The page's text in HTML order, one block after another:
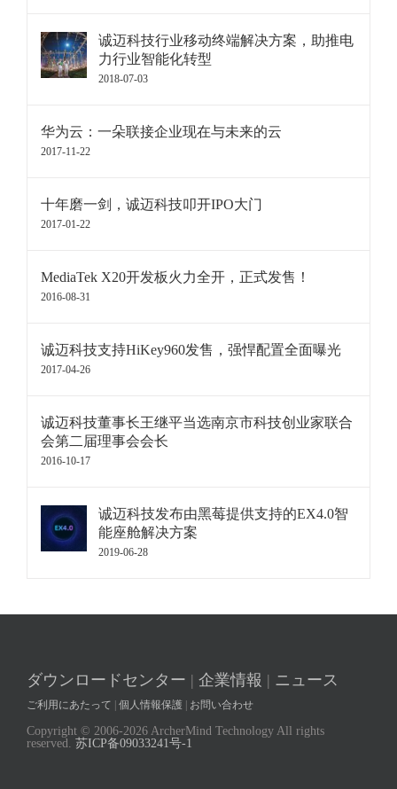
诚迈科技行业移动终端解决方案，助推电
力行业智能化转型
2018-07-03
华为云：一朵联接企业现在与未来的云
2017-11-22
十年磨一剑，诚迈科技叩开IPO大门
2017-01-22
MediaTek X20开发板火力全开，正式发售！
2016-08-31
诚迈科技支持HiKey960发售，强悍配置全面曝光
2017-04-26
诚迈科技董事长王继平当选南京市科技创业家联合
会第二届理事会会长
2016-10-17
诚迈科技发布由黑莓提供支持的EX4.0智
能座舱解决方案
2019-06-28
ダウンロードセンター | 企業情報 | ニュース
ご利用にあたって 個人情報保護 お問い合わせ
Copyright © 2006-2026 ArcherMind Technology All rights
reserved. 苏ICP备09033241号-1